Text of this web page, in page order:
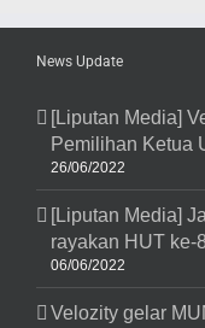
News Update
[Liputan Media]
Pemilihan Ketua
26/06/2022
[Liputan Media]
rayakan HUT ke-
06/06/2022
Velozity gelar